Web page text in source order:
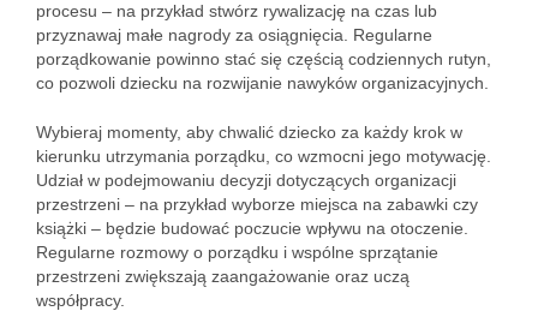
procesu – na przykład stwórz rywalizację na czas lub
przyznawaj małe nagrody za osiągnięcia. Regularne
porządkowanie powinno stać się częścią codziennych rutyn,
co pozwoli dziecku na rozwijanie nawyków organizacyjnych.
Wybieraj momenty, aby chwalić dziecko za każdy krok w
kierunku utrzymania porządku, co wzmocni jego motywację.
Udział w podejmowaniu decyzji dotyczących organizacji
przestrzeni – na przykład wyborze miejsca na zabawki czy
książki – będzie budować poczucie wpływu na otoczenie.
Regularne rozmowy o porządku i wspólne sprzątanie
przestrzeni zwiększają zaangażowanie oraz uczą
współpracy.